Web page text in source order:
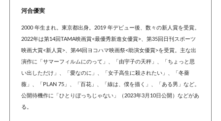
河合優実
2000 年生まれ。東京都出身。2019 年デビュー後、数々の新人賞を受賞。
2022年は第14回TAMA映画賞<最優秀新進女優賞>、第35回日刊スポーツ
映画大賞<新人賞>、第44回ヨコハマ映画祭<助演女優賞>を受賞。主な出
演作に「サマーフィルムにのって」、「由宇子の天秤」、「ちょっと思
い出しただけ」、「愛なのに」、「女子高生に殺されたい」、「冬薔
薇」、「PLAN 75」、「百花」、「線は、僕を描く」、「ある男」など。
公開待機作に「ひとりぼっちじゃない」（2023年3月10日公開）などがあ
る。